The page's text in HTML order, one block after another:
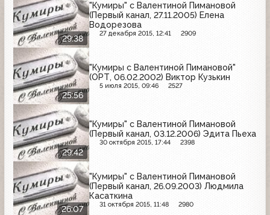
29:38
"Кумиры" с Валентиной Пимановой
(Первый канал, 27.11.2005) Елена
Водорезова
27 декабря 2015, 12:41 2909
25:56
"Кумиры с Валентиной Пимановой"
(ОРТ, 06.02.2002) Виктор Кузькин
5 июля 2015, 09:46 2527
29:42
"Кумиры" с Валентиной Пимановой
(Первый канал, 03.12.2006) Эдита Пьеха
30 октября 2015, 17:44 2398
26:07
"Кумиры" с Валентиной Пимановой
(Первый канал, 26.09.2003) Людмила
Касаткина
31 октября 2015, 11:48 2980